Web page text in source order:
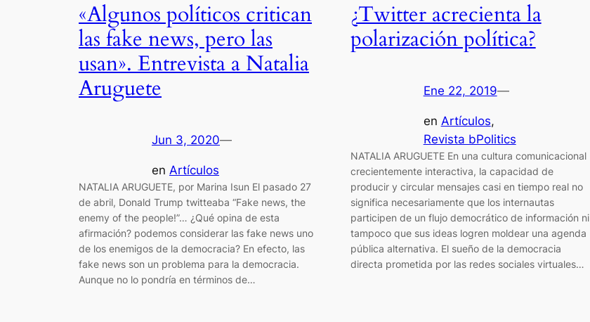
«Algunos políticos critican
las fake news, pero las
usan». Entrevista a Natalia
Aruguete
Jun 3, 2020—
en Artículos
NATALIA ARUGUETE, por Marina Isun El pasado 27
de abril, Donald Trump twitteaba “Fake news, the
enemy of the people!”… ¿Qué opina de esta
afirmación? podemos considerar las fake news uno
de los enemigos de la democracia? En efecto, las
fake news son un problema para la democracia.
Aunque no lo pondría en términos de…
¿Twitter acrecienta la
polarización política?
Ene 22, 2019—
en Artículos
Revista bPolitics
NATALIA ARUGUETE En una cultura comunicacional
crecientemente interactiva, la capacidad de
producir y circular mensajes casi en tiempo real no
significa necesariamente que los internautas
participen de un flujo democrático de información ni
tampoco que sus ideas logren moldear una agenda
pública alternativa. El sueño de la democracia
directa prometida por las redes sociales virtuales…